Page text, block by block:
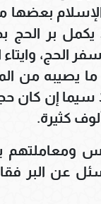
الإسلام
يكمل بر الحج
الحج،
ما يصيبه
سيما إن كان
كثيرة.
عن البر